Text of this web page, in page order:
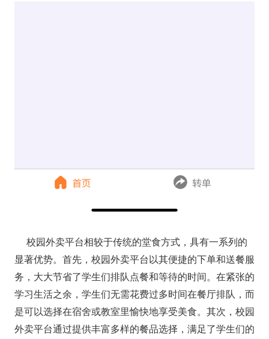
校园外卖平台相较于传统的堂食方式，具有一系列的
显著优势。首先，校园外卖平台以其便捷的下单和送餐服
务，大大节省了学生们排队点餐和等待的时间。在紧张的
学习生活之余，学生们无需花费过多时间在餐厅排队，而
是可以选择在宿舍或教室里愉快地享受美食。其次，校园
外卖平台通过提供丰富多样的餐品选择，满足了学生们的